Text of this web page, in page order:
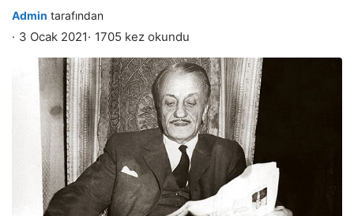
Admin tarafından
3 Ocak 2021 1705 kez okundu